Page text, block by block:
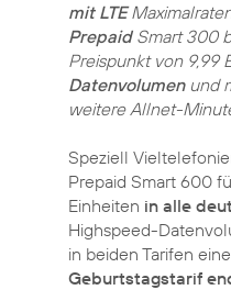
mit LTE
PrepaidSmart 300
Preispunkt von 9,99
Datenvolumenund
weitere Allnet-
Speziell
Prepaid Smart 600
Einheiten in alle
Highspeed-
in beiden Tarifen eine
Geburtstagstarif